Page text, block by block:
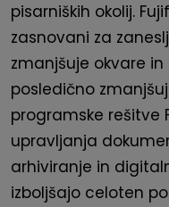
pisarniških okolij.
zasnovani za
zmanjšuje okvare
posledično
programske rešitve
upravljanja
arhiviranje in
izboljšajo celoten